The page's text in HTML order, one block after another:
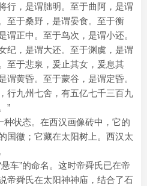
行，是谓胐明。至于曲阿，是谓
至于桑野，是谓晏食。至于衡
谓正中。至于鸟次，是谓小还。
纪，是谓大还。至于渊虞，是谓
至于悲泉，爰止其女，爰息其
谓黄昏。至于蒙谷，是谓定昏。
行九州七舍，有五亿七千三百九
”
种状态。在西汉画像砖中，它的
国徽；它藏在太阳树上。西汉太
车”的命名。这时帝舜氏已在帝
帝舜氏在太阳神神庙，结合了石